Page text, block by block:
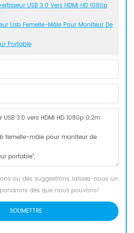
USB 3.0 Vers HDMI HD 1080p
Usb Femelle-Mâle Pour Moniteur De
Portable
ou des suggestions, laissez-nous un
dès que nous pouvons!